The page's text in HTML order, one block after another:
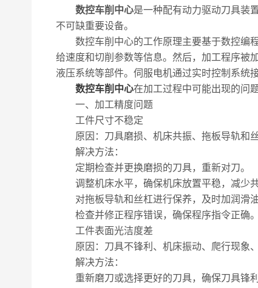
数控车削中心是一种配有动力驱动刀具装
不可缺重要设备。
数控车削中心的工作原理主要基于数控编程
给速度和切削参数等信息。然后，加工程序被
液压系统等部件。伺服电机通过实时控制系统
数控车削中心在加工过程中可能出现的问
一、加工精度问题
工件尺寸不稳定
原因：刀具磨损、机床共振、拖板导轨和丝
解决方法：
定期检查并更换磨损的刀具，重新对刀。
调整机床水平，确保机床放置平稳，减少共
对拖板导轨和丝杠进行保养，及时加润滑油
检查并修正程序错误，确保程序指令正确。
工件表面光洁度差
原因：刀具不锋利、机床振动、爬行现象、
解决方法：
重新磨刀或选择更好的刀具，确保刀具锋利